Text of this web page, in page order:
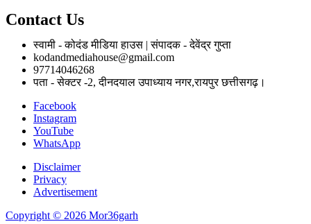
Contact Us
स्वामी - कोदंड मीडिया हाउस | संपादक - देवेंद्र गुप्ता
kodandmediahouse@gmail.com
97714046268
पता - सेक्टर -2, दीनदयाल उपाध्याय नगर,रायपुर छत्तीसगढ़।
Facebook
Instagram
YouTube
WhatsApp
Disclaimer
Privacy
Advertisement
Copyright © 2026 Mor36garh